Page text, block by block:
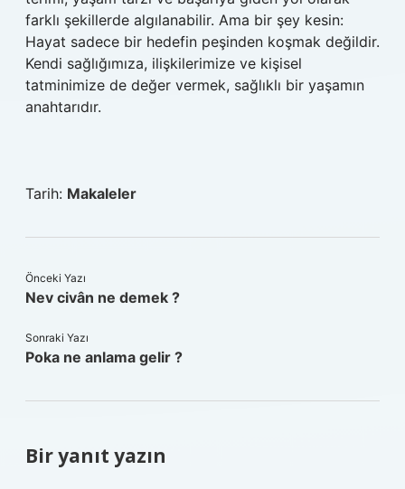
farklı şekillerde algılanabilir. Ama bir şey kesin:
Hayat sadece bir hedefin peşinden koşmak değildir.
Kendi sağlığımıza, ilişkilerimize ve kişisel
tatminimize de değer vermek, sağlıklı bir yaşamın
anahtarıdır.
Tarih: Makaleler
Önceki Yazı
Nev civân ne demek ?
Sonraki Yazı
Poka ne anlama gelir ?
Bir yanıt yazın